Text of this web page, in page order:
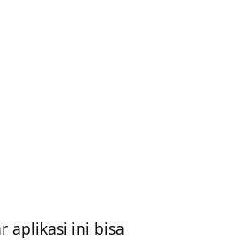
aplikasi ini bisa